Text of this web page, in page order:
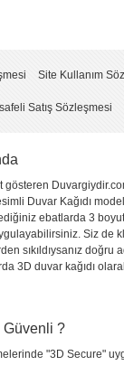
Site Kullanım
Satış Sözleşmesi
gösteren
Duvar Kağıdı
ebatlarda 3
Siz de
sıkıldıysanız
3D duvar kağıdı
Güvenli ?
"3D Secure"